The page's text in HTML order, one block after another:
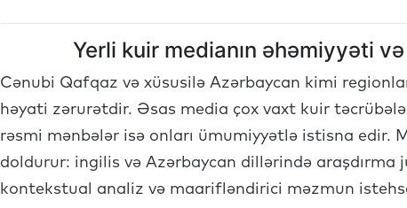
Yerli kuir medianın əhəmiyyəti
Cənubi Qafqaz və xüsusilə Azərbaycan kimi
həyati zərurətdir. Əsas media çox vaxt kuir
rəsmi mənbələr isə onları ümumiyyətlə istisna edir.
doldurur: ingilis və Azərbaycan dillərində araşdırma
kontekstual analiz və maarifləndirici məzmun